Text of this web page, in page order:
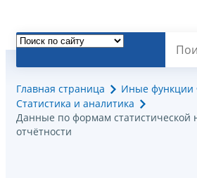
Главная страница
Иные функции
Статистика и аналитика
Данные по формам статистической
отчётности